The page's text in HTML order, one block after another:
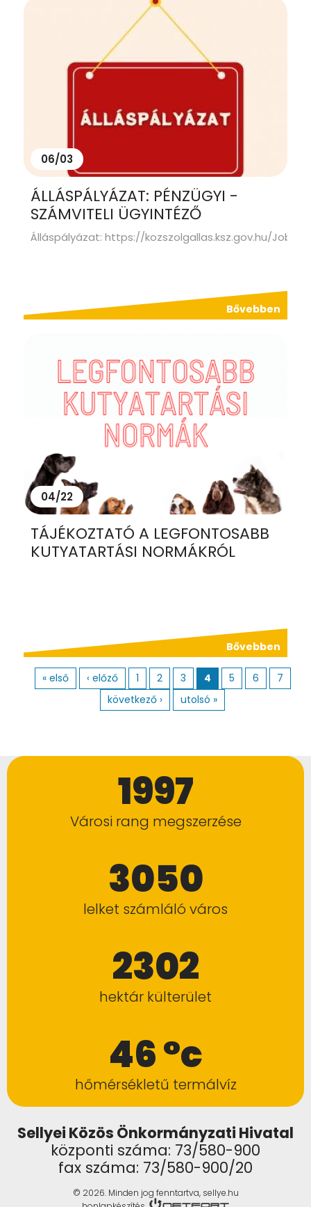
06/03
ÁLLÁSPÁLYÁZAT: PÉNZÜGYI -
SZÁMVITELI ÜGYINTÉZŐ
Álláspályázat: https://kozszolgallas.ksz.gov.hu/
Bővebben
04/22
TÁJÉKOZTATÓ A LEGFONTOSABB
KUTYATARTÁSI NORMÁKRÓL
Bővebben
Oldalak
« első ‹ előző 1 2 3 4 5 6
7
következő ›
utolsó »
1997
Városi rang megszerzése
3050
lelket számláló város
2302
hektár külterület
46 °c
hőmérsékletű termálvíz
Sellyei Közös Önkormányzati Hivatal
központi száma: 73/580-900
fax száma: 73/580-900/20
© 2026. Minden jog fenntartva, sellye.hu